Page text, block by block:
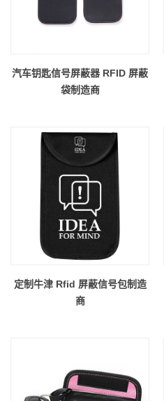
汽车钥匙信号屏蔽器 RFID 屏蔽
袋制造商
定制牛津 Rfid 屏蔽信号包制造
商